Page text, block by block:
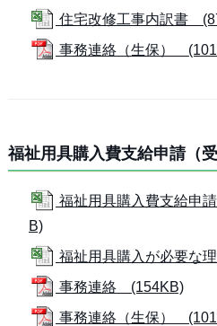
住宅改修工事内訳書
事務連絡（生保）
福祉用具購入費支給申請（
福祉用具購入費支給申
B)
福祉用具購入が必要な
事務連絡 (154KB)
事務連絡（生保）